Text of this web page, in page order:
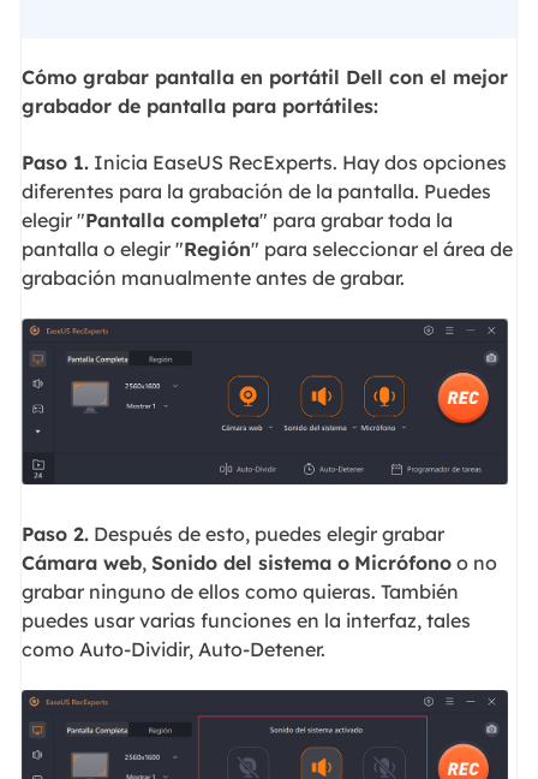
Cómo grabar pantalla en portátil Dell con el mejor
grabador de pantalla para portátiles:
Paso 1.Inicia EaseUS RecExperts. Hay dos opciones
diferentes para la grabación de la pantalla. Puedes
elegir "Pantalla completa" para grabar toda la
pantalla o elegir "Región" para seleccionar el área de
grabación manualmente antes de grabar.
Paso 2.Después de esto, puedes elegir grabar
Cámara web, Sonido del sistema o Micrófonoo no
grabar ninguno de ellos como quieras. También
puedes usar varias funciones en la interfaz, tales
como Auto-Dividir, Auto-Detener.